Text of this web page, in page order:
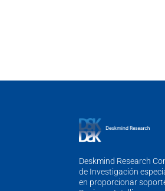
Deskmind Research
de Investigación
en proporcionar